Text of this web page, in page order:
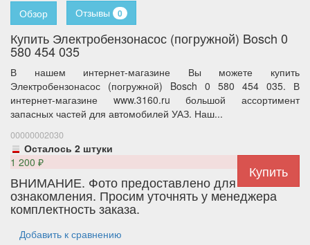
Обзор Отзывы 0
Купить Электробензонасос (погружной) Bosch 0
580 454 035
В нашем интернет-магазине Вы можете купить
Электробензонасос (погружной) Bosch 0 580 454 035. В
интернет-магазине www.3160.ru большой ассортимент
запасных частей для автомобилей УАЗ. Наш...
00000002030
Осталось 2 штуки
1 200 ₽
ВНИМАНИЕ. Фото предоставлено для
ознакомления. Просим уточнять у менеджера
комплектность заказа.
Добавить к сравнению